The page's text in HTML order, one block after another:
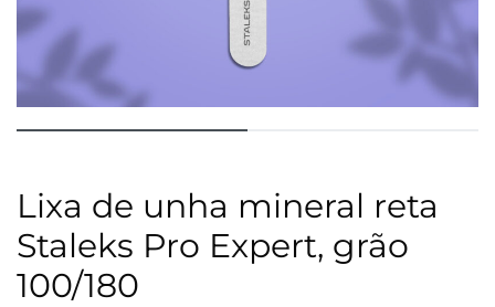
Lixa de unha mineral reta
Staleks Pro Expert, grão
100/180